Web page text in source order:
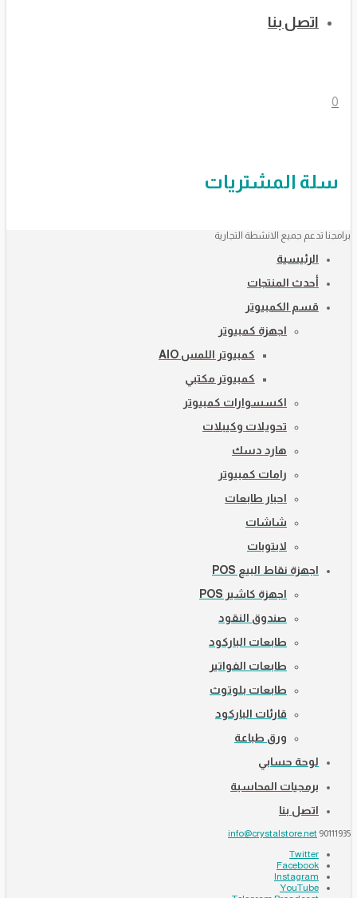
اتصل بنا
0
سلة المشتريات
برامجنا تدعم جميع الانشطة التجارية
الرئيسية
أحدث المنتجات
قسم الكمبيوتر
اجهزة كمبيوتر
كمبيوتر اللمس AIO
كمبيوتر مكتبي
اكسسوارات كمبيوتر
تحويلات وكيبلات
هارد دسك
رامات كمبيوتر
احبار طابعات
شاشات
لابتوبات
اجهزة نقاط البيع POS
اجهزة كاشير POS
صندوق النقود
طابعات الباركود
طابعات الفواتير
طابعات بلوتوث
قارئات الباركود
ورق طباعة
لوحة حسابي
برمجيات المحاسبة
اتصل بنا
90111935
info@crystalstore.net
Twitter
Facebook
Instagram
YouTube